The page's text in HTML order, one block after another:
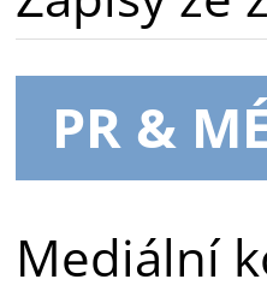
PR &
Mediální